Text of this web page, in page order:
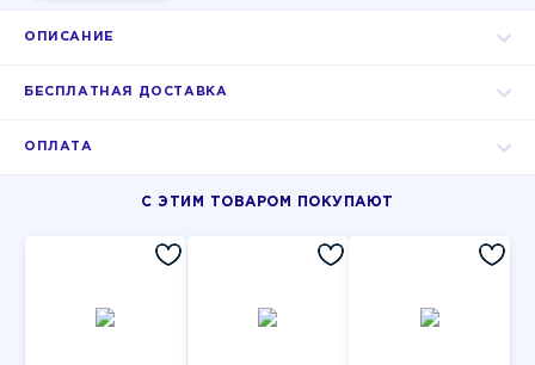
ОПИСАНИЕ
БЕСПЛАТНАЯ ДОСТАВКА
ОПЛАТА
С ЭТИМ ТОВАРОМ ПОКУПАЮТ